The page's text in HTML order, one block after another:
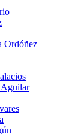
Ordóñez
Aguilar